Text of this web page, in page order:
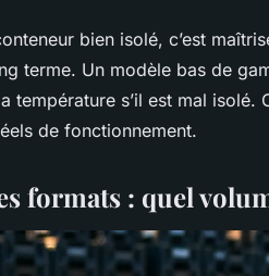
bien isolé, c’est
terme. Un modèle bas de
température s’il est mal isolé.
de fonctionnement.
formats : quel